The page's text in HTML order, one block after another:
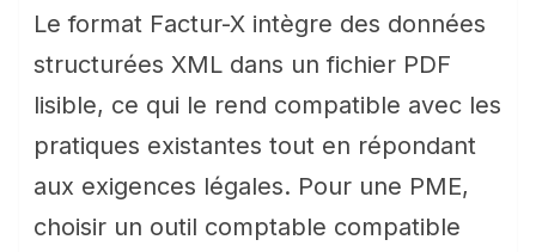
Le format Factur-X intègre des données
structurées XML dans un fichier PDF
lisible, ce qui le rend compatible avec les
pratiques existantes tout en répondant
aux exigences légales. Pour une PME,
choisir un outil comptable compatible